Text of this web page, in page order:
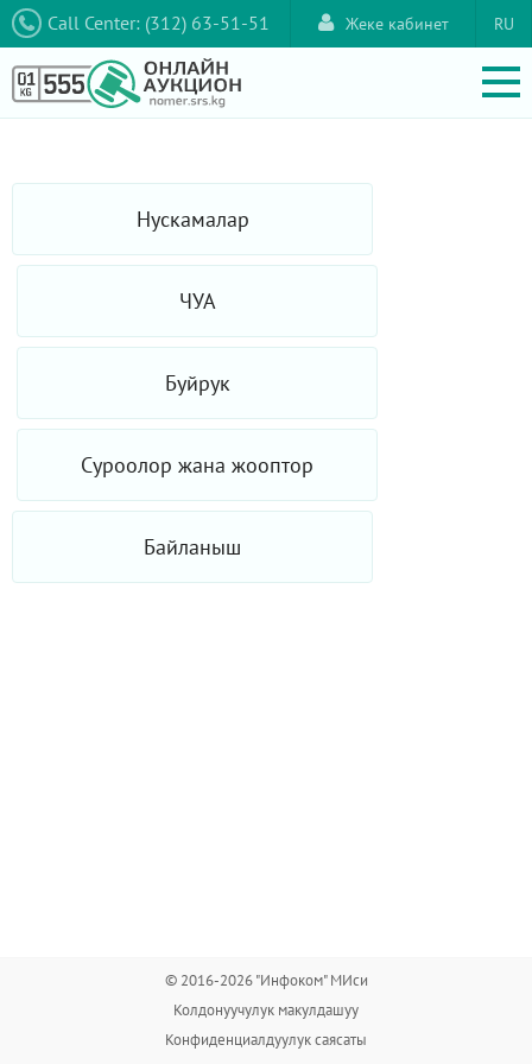
Call Center: (312) 63-51-51 RU
Жеке кабинет
Нускамалар
ЧУА
Буйрук
Суроолор жана жооптор
Байланыш
© 2016-2026 "Инфоком" МИси
Колдонуучулук макулдашуу
Конфиденциалдуулук саясаты